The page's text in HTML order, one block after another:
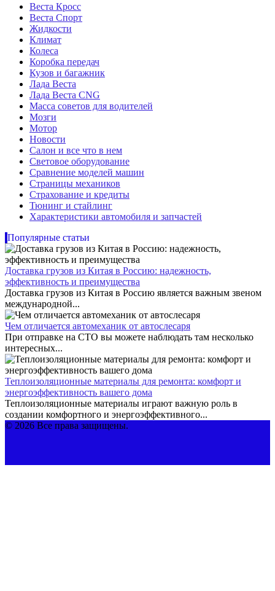
Веста Кросс
Веста Спорт
Жидкости
Климат
Колеса
Коробка передач
Кузов и багажник
Лада Веста
Лада Веста CNG
Масса советов для водителей
Мозги
Мотор
Новости
Салон и все что в нем
Световое оборудование
Сравнение моделей машин
Страницы механиков
Страхование и кредиты
Тюнинг и стайлинг
Характеристики автомобиля и запчастей
Популярные статьи
Доставка грузов из Китая в Россию: надежность,
эффективность и преимущества
Доставка грузов из Китая в Россию является важным звеном
международной...
Чем отличается автомеханик от автослесаря
При отправке на СТО вы можете наблюдать там несколько
интересных...
Теплоизоляционные материалы для ремонта: комфорт и
энергоэффективность вашего дома
Теплоизоляционные материалы играют важную роль в
создании комфортного и энергоэффективного...
© 2026 Все права защищены.